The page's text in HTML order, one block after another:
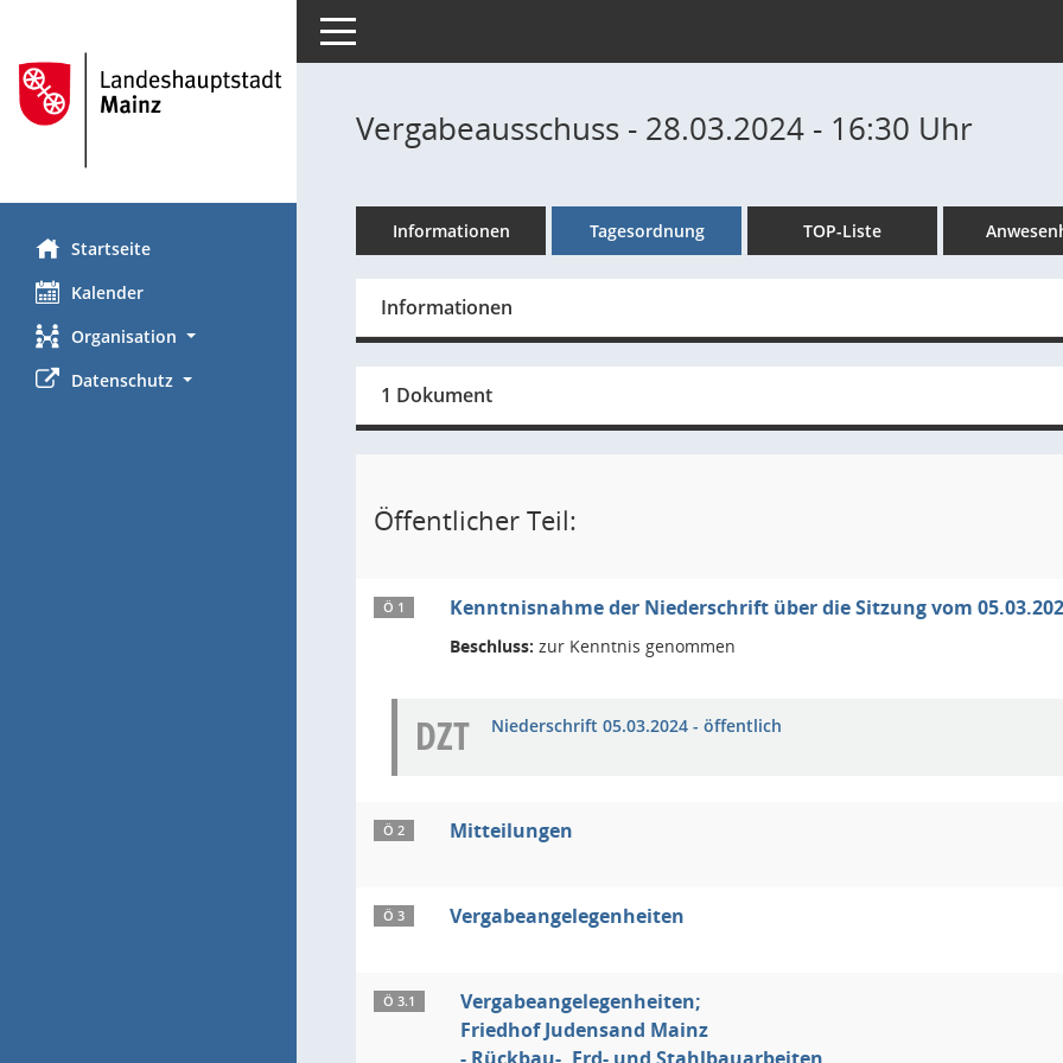
Startseite
Kalender
Organisation
Datenschutz
Toggle navigation
Vergabeausschuss - 28.03.2024 - 16:30 Uhr
Informationen Tagesordnung TOP-Liste
Informationen
1 Dokument
Öffentlicher Teil:
Ö 1 Kenntnisnahme der Niederschrift über die Sitzung vom
Beschluss: zur Kenntnis genommen
DZT Niederschrift 05.03.2024 - öffentlich
Ö 2 Mitteilungen
Ö 3 Vergabeangelegenheiten
Ö 3.1
Vergabeangelegenheiten;
Friedhof Judensand Mainz